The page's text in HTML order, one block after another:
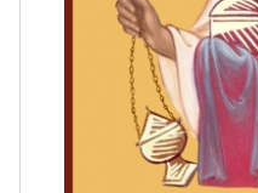
Ювелирные изделия